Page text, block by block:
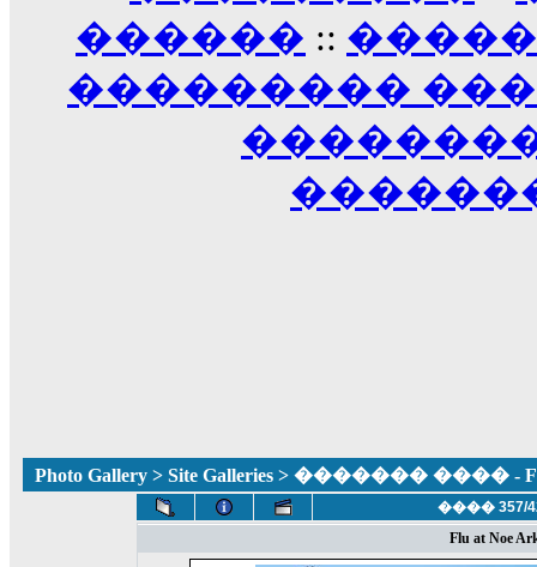
������ ::
���������
Photo Gallery > Site Galleries > ������� ���� -
���� 357/
Flu at Noe